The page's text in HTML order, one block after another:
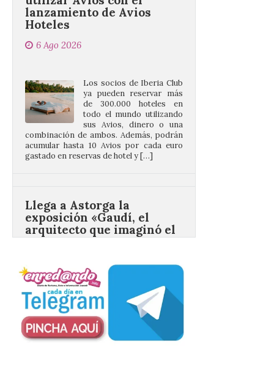
6 Ago 2026
todo el mundo utilizando
sus Avios, dinero o una
combinación de ambos. Además, podrán
acumular hasta 10 Avios por cada euro
gastado en reservas de hotel y […]
arquitecto que imaginó el
mañana»
6 Ago 2026
Esta exposición
permanecerá abierta al
público hasta el próximo
30 de agosto. Con motivo
de la conmemoración del
centenario de la muerte de Antonio Gaudí,
la ciudad de Astorga viene celebrando un
amplio programa de actividades que